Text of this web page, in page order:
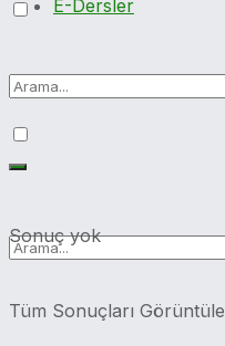
E-Dersler
Sonuç yok
Tüm Sonuçları Görüntüle